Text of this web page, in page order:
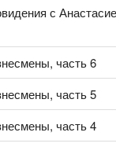
с
часть 6
часть 5
часть 4